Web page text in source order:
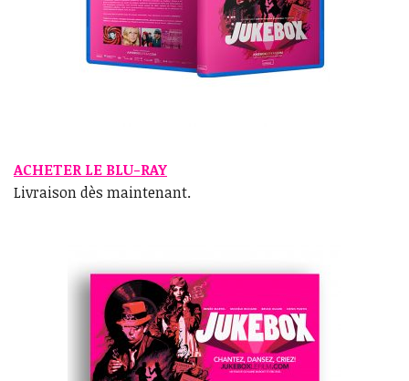
ACHETER LE BLU-RAY
Livraison dès maintenant.